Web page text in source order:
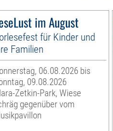
im August
für Kinder und
Familien
06.08.2026 bis
09.08.2026
Zetkin-Park, Wiese
gegenüber vom